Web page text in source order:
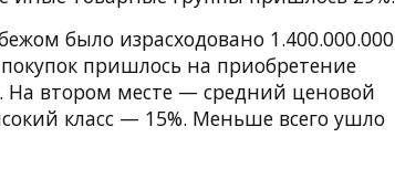
было израсходовано 1.400.000.000
пришлось на приобретение
На втором месте — средний ценовой
класс — 15%. Меньше всего ушло